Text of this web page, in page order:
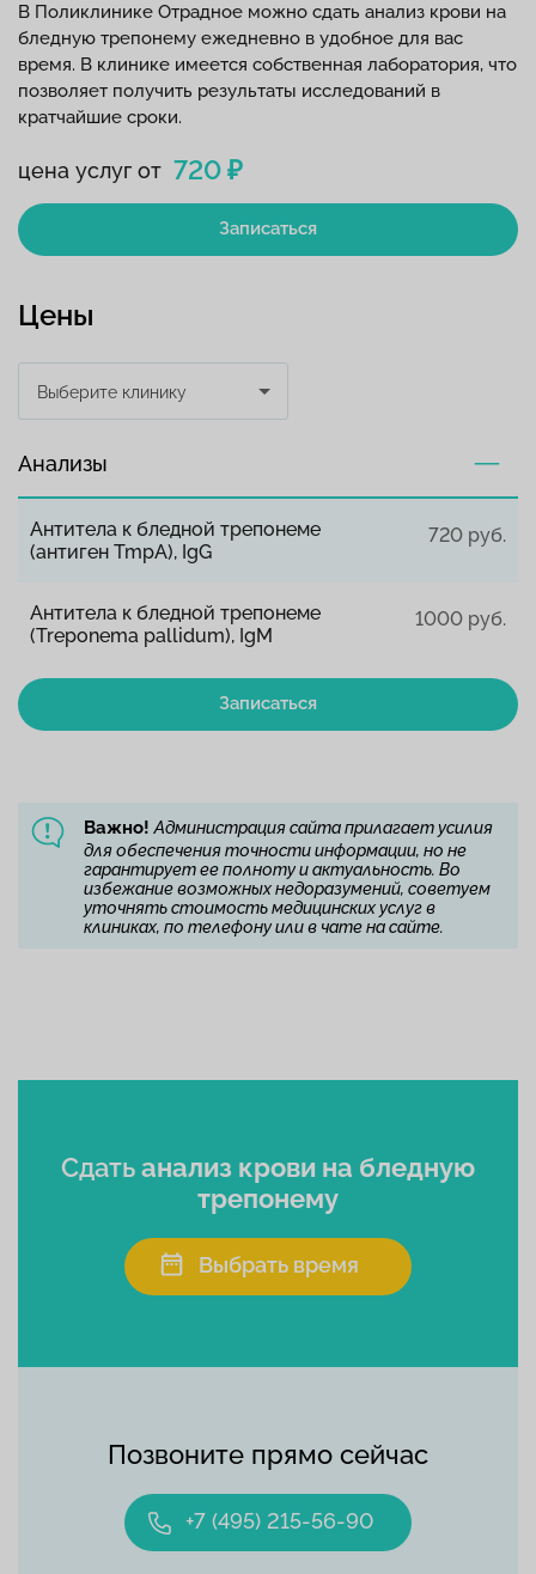
цена услуг от 720 ₽
Записаться
В Поликлинике Отрадное можно сдать анализ крови на
бледную трепонему ежедневно в удобное для вас
время. В клинике имеется собственная лаборатория, что
позволяет получить результаты исследований в
кратчайшие сроки.
Цены
Выберите клинику
Анализы
Антитела к бледной трепонеме
(антиген TmpA), IgG
720 руб.
Антитела к бледной трепонеме
(Treponema pallidum), IgM
1000 руб.
Записаться
Важно! Администрация сайта прилагает усилия
для обеспечения точности информации, но не
гарантирует ее полноту и актуальность. Во
избежание возможных недоразумений, советуем
уточнять стоимость медицинских услуг в
клиниках, по телефону или в чате на сайте.
Позвоните прямо сейчас
+7 (495) 215-56-90
Сдатьанализ крови на бледную
трепонему
Выбрать время